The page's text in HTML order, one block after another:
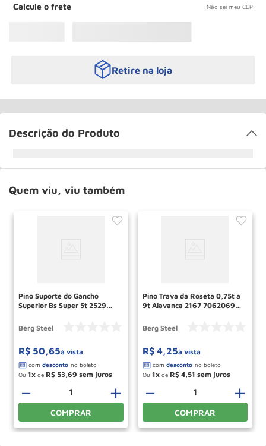
Calcule o frete Não sei meu CEP
Retire na loja
Descrição do Produto
Quem viu, viu também
Pino Suporte do Gancho
Superior Bs Super 5t 2529
Berg Steel
R$ 50,65à vista
Ou 1 de R$ 53,69
＋
－
COMPRAR
Pino Trava da Roseta 0,75t a
9t Alavanca 2167 70620690
Berg Steel
R$ 4,25à vista
Ou 1 de R$ 4,51
＋
－
COMPRAR